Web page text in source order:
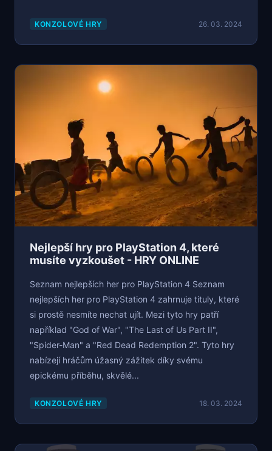
KONZOLOVÉ HRY 26. 03. 2024
Nejlepší hry pro PlayStation 4, které
musíte vyzkoušet - HRY ONLINE
Seznam nejlepších her pro PlayStation 4 Seznam
nejlepších her pro PlayStation 4 zahrnuje tituly, které
si prostě nesmíte nechat ujít. Mezi tyto hry patří
například "God of War", "The Last of Us Part II",
"Spider-Man" a "Red Dead Redemption 2". Tyto hry
nabízejí hráčům úžasný zážitek díky svému
epickému příběhu, skvělé...
KONZOLOVÉ HRY 18. 03. 2024